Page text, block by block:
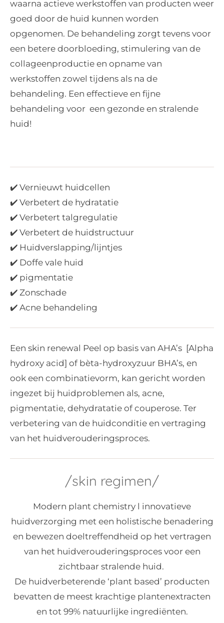
waarna actieve werkstoffen van producten weer
goed door de huid kunnen worden
opgenomen. De behandeling zorgt tevens voor
een betere doorbloeding, stimulering van de
collageenproductie en opname van
werkstoffen zowel tijdens als na de
behandeling. Een effectieve en fijne
behandeling voor een gezonde en stralende
huid!
✔️ Vernieuwt huidcellen
✔️ Verbetert de hydratatie
✔️ Verbetert talgregulatie
✔️ Verbetert de huidstructuur
✔️ Huidverslapping/lijntjes
✔️ Doffe vale huid
✔️ pigmentatie
✔️ Zonschade
✔️ Acne behandeling
Een skin renewal Peel op basis van AHA’s [Alpha
hydroxy acid] of bèta-hydroxyzuur BHA’s, en
ook een combinatievorm, kan gericht worden
ingezet bij huidproblemen als, acne,
pigmentatie, dehydratatie of couperose. Ter
verbetering van de huidconditie en vertraging
van het huidverouderingsproces.
/skin regimen/
Modern plant chemistry l innovatieve
huidverzorging met een holistische benadering
en bewezen doeltreffendheid op het vertragen
van het huidverouderingsproces voor een
zichtbaar stralende huid.
De huidverbeterende ‘plant based’ producten
bevatten de meest krachtige plantenextracten
en tot 99% natuurlijke ingrediënten.